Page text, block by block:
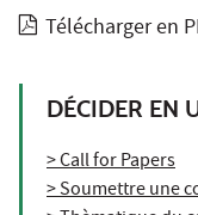
Télécharger en
DÉCIDER EN
> Call for Papers
> Soumettre une